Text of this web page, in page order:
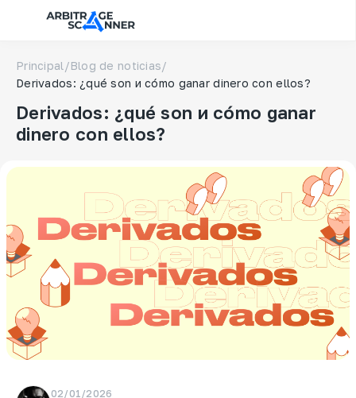
Principal /Blog de noticias/
Derivados: ¿qué son и cómo ganar dinero con ellos?
Derivados: ¿qué son и cómo ganar
dinero con ellos?
02/01/2026